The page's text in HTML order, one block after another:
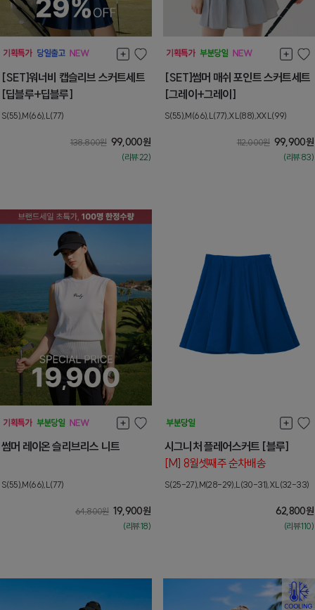
[SET]워너비 캡슬리브 스커트세트
[딥블루+딥블루]
S(55),M(66),L(77)
138,800원 99,000원
(리뷰:22)
[SET]썸머 매쉬 포인트 스커트세트
[그레이+그레이]
S(55),M(66),L(77),XL(88),XXL(99)
112,000원 99,900원
(리뷰:83)
썸머 레이온 슬리브리스 니트
S(55),M(66),L(77)
64,800원 19,900원
(리뷰:18)
시그니처 플레어스커트 [블루]
[M] 8월셋째주 순차배송
S(25-27),M(28-29),L(30-31),XL(32-33)
62,800원
(리뷰:110)